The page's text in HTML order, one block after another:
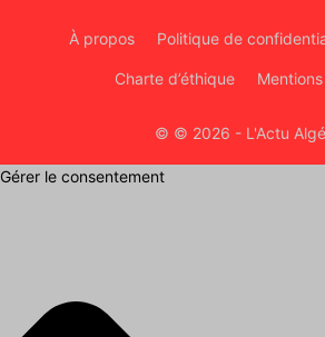
À propos Politique de
Charte d’éthique
© © 2026 - L'Actu
Gérer le consentement